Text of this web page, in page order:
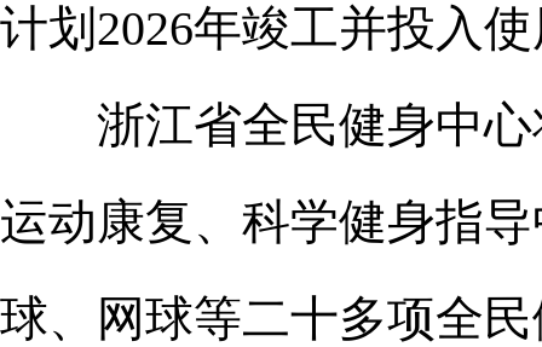
计划2026年竣工并投入
浙江省全民健身中心
运动康复、科学健身指
球、网球等二十多项全